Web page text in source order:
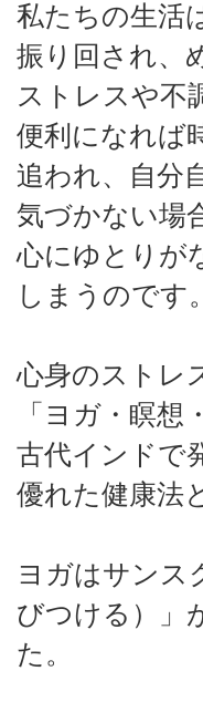
私たちの生活
振り回され、
ストレスや不
便利になれば
追われ、自分
気づかない場
心にゆとりが
しまうのです。
心身のストレ
「ヨガ・瞑想
古代インドで
優れた健康法
ヨガはサンス
びつける）」
た。